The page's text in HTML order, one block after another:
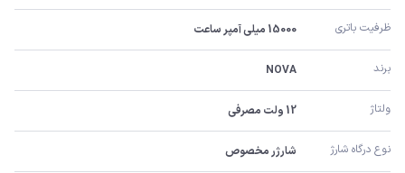
ظرفیت باتری 15000 میلی آمپر ساعت
برند NOVA
ولتاژ 12 ولت مصرفی
نوع درگاه شارژ شارژر مخصوص